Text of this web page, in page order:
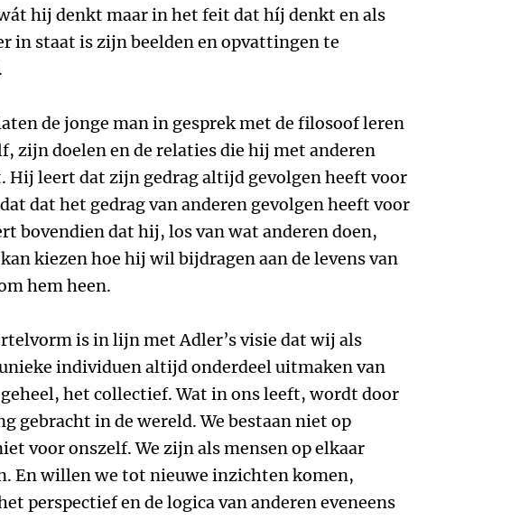
hij denkt maar in het feit dat híj denkt en als
in staat is zijn beelden en opvattingen te
de jonge man in gesprek met de filosoof leren
zijn doelen en de relaties die hij met anderen
Hij leert dat zijn gedrag altijd gevolgen heeft voor
dat het gedrag van anderen gevolgen heeft voor
bovendien dat hij, los van wat anderen doen,
kiezen hoe hij wil bijdragen aan de levens van
hem heen.
is in lijn met Adler’s visie dat wij als
individuen altijd onderdeel uitmaken van
het collectief. Wat in ons leeft, wordt door
gebracht in de wereld. We bestaan niet op
voor onszelf. We zijn als mensen op elkaar
En willen we tot nieuwe inzichten komen,
perspectief en de logica van anderen eveneens